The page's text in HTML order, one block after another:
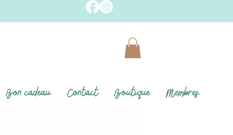
Bon cadeau Contact Boutique Membres